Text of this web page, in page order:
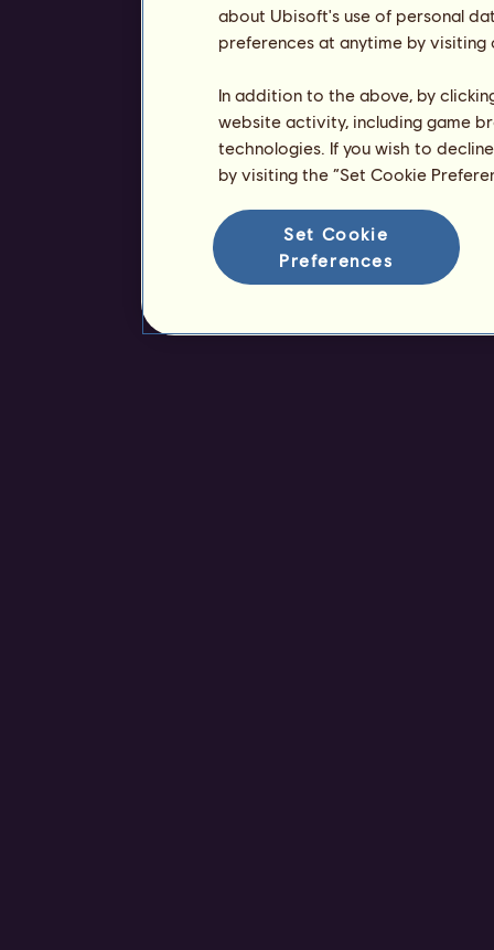
about Ubisoft's use of personal
preferences at anytime by
In addition to the above, by
website activity, including game
technologies. If you wish to
by visiting the “Set Cookie
Set Cookie
Preferences